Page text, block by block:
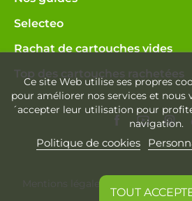
Selecteo
Rachat de cartouches vides
Top des cartouches rachetées
Ce site Web utilise ses propres
pour améliorer nos services et nous
´accepter leur utilisation pour
navigation.
Politique de cookies
TOUT
Mentions légales Conditions